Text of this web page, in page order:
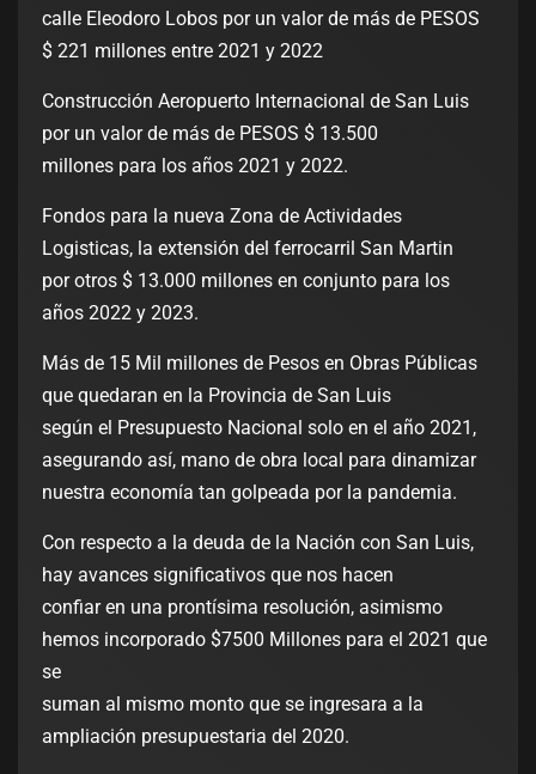
calle Eleodoro Lobos por un valor de más de PESOS
$ 221 millones entre 2021 y 2022
Construcción Aeropuerto Internacional de San Luis
por un valor de más de PESOS $ 13.500
millones para los años 2021 y 2022.
Fondos para la nueva Zona de Actividades
Logisticas, la extensión del ferrocarril San Martin
por otros $ 13.000 millones en conjunto para los
años 2022 y 2023.
Más de 15 Mil millones de Pesos en Obras Públicas
que quedaran en la Provincia de San Luis
según el Presupuesto Nacional solo en el año 2021,
asegurando así, mano de obra local para dinamizar
nuestra economía tan golpeada por la pandemia.
Con respecto a la deuda de la Nación con San Luis,
hay avances significativos que nos hacen
confiar en una prontísima resolución, asimismo
hemos incorporado $7500 Millones para el 2021 que
se
suman al mismo monto que se ingresara a la
ampliación presupuestaria del 2020.